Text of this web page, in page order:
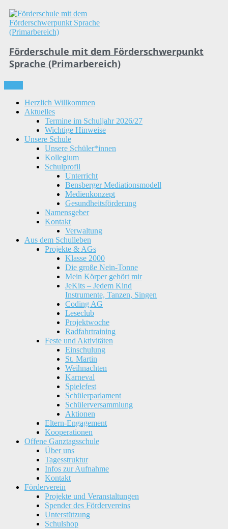
Skip
to
content
Förderschule mit dem Förderschwerpunkt
Sprache (Primarbereich)
Herzlich Willkommen
Aktuelles
Termine im Schuljahr 2026/27
Wichtige Hinweise
Unsere Schule
Unsere Schüler*innen
Kollegium
Schulprofil
Unterricht
Bensberger Mediationsmodell
Medienkonzept
Gesundheitsförderung
Namensgeber
Kontakt
Verwaltung
Aus dem Schulleben
Projekte & AGs
Klasse 2000
Die große Nein-Tonne
Mein Körper gehört mir
JeKits – Jedem Kind
Instrumente, Tanzen, Singen
Coding AG
Leseclub
Projektwoche
Radfahrtraining
Feste und Aktivitäten
Einschulung
St. Martin
Weihnachten
Karneval
Spielefest
Schülerparlament
Schülerversammlung
Aktionen
Eltern-Engagement
Kooperationen
Offene Ganztagsschule
Über uns
Tagesstruktur
Infos zur Aufnahme
Kontakt
Förderverein
Projekte und Veranstaltungen
Spender des Fördervereins
Unterstützung
Schulshop